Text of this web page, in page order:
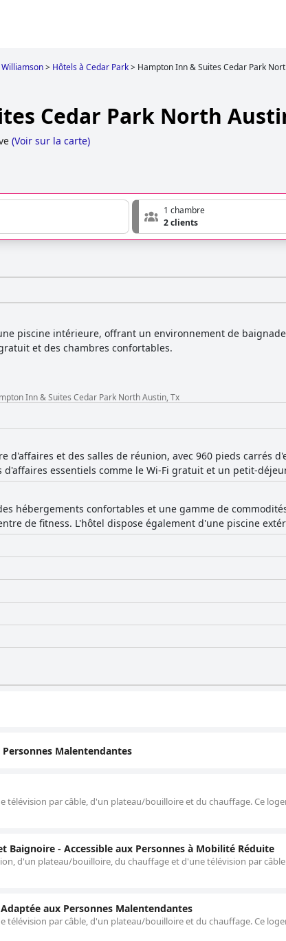
Williamson> Hôtels à Cedar Park> Hampton Inn & Suites Cedar Park
Cedar Park North
(Voir sur la carte)
1 chambre
2 clients
piscine intérieure, offrant un environnement de
et des chambres confortables.
Inn & Suites Cedar Park North Austin, Tx
d'affaires et des salles de réunion, avec 960 pieds carrés
essentiels comme le Wi-Fi gratuit et un petit-
hébergements confortables et une gamme de
de fitness. L'hôtel dispose également d'une piscine
Malentendantes
télévision par câble, d'un plateau/bouilloire et du chauffage. Ce
Baignoire - Accessible aux Personnes à Mobilité Réduite
d'un plateau/bouilloire, du chauffage et d'une télévision par
aux Personnes Malentendantes
télévision par câble, d'un plateau/bouilloire et du chauffage. Ce